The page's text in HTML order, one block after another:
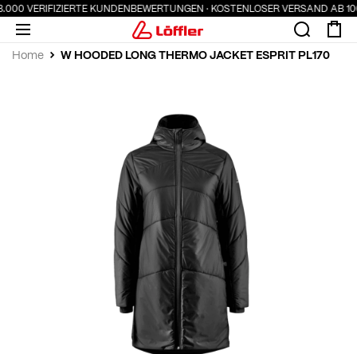
VERIFIZIERTE KUNDENBEWERTUNGEN · KOSTENLOSER VERSAND AB
Home W HOODED LONG THERMO JACKET ESPRIT PL170